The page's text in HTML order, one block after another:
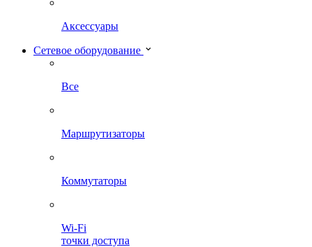
Аксессуары
Сетевое оборудование
Все
Маршрутизаторы
Коммутаторы
Wi-Fi
точки доступа